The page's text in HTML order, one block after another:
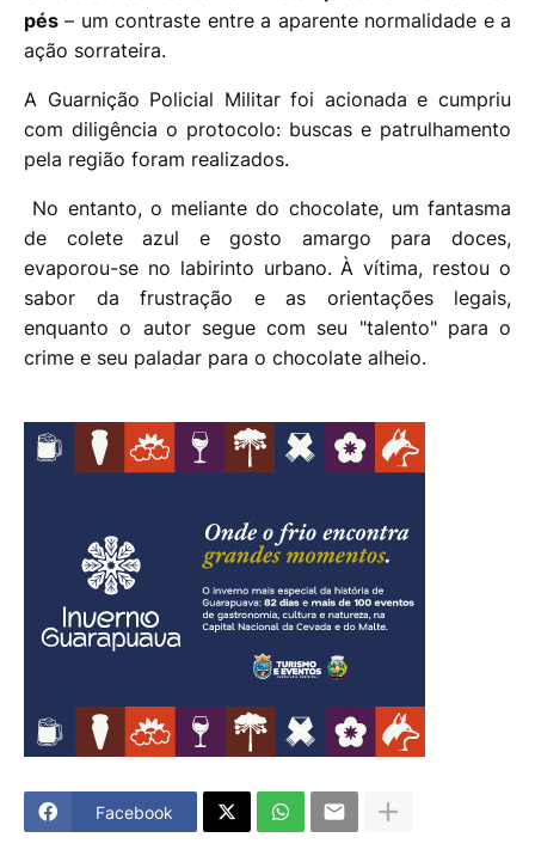
pés – um contraste entre a aparente normalidade e a
ação sorrateira.
A Guarnição Policial Militar foi acionada e cumpriu
com diligência o protocolo: buscas e patrulhamento
pela região foram realizados.
No entanto, o meliante do chocolate, um fantasma
de colete azul e gosto amargo para doces,
evaporou-se no labirinto urbano. À vítima, restou o
sabor da frustração e as orientações legais,
enquanto o autor segue com seu "talento" para o
crime e seu paladar para o chocolate alheio.
Facebook